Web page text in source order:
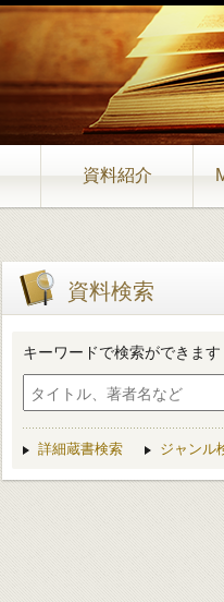
資料紹介
資料検索
キーワードで検索ができます
詳細蔵書検索 ジャンル